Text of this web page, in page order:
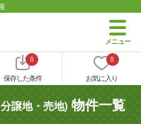
0
保存した条件
0
お気に入り
譲地・売地) 物件一覧